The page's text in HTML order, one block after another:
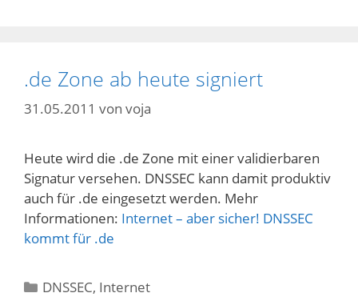
.de Zone ab heute signiert
31.05.2011 von voja
Heute wird die .de Zone mit einer validierbaren
Signatur versehen. DNSSEC kann damit produktiv
auch für .de eingesetzt werden. Mehr
Informationen: Internet – aber sicher! DNSSEC
kommt für .de
Kategorien
DNSSEC, Internet